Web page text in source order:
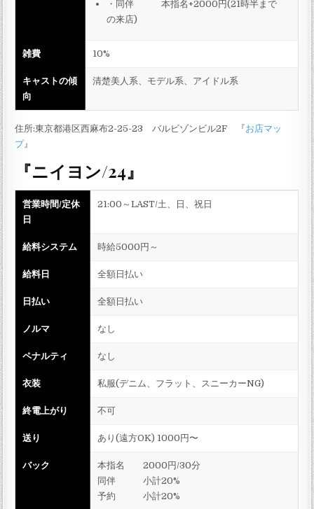
・同伴 本指名+2000円(21時半まで
の来店)
雑費 10%
キャストの傾
向
清楚美人系、モデル系、アイドル系
住所:東京都港区西麻布2-25-23 バルビゾンビル2F 『お店マッ
プ』
『ニイヨン/24』
営業時間/定休
日
21:00～LAST/土、日、祝日
給料システム 時給5000円～
給料日 全額日払い
日払い 全額日払い
ノルマ なし
ペナルティ なし
衣装 私服(デニム、フラット、スニーカーNG)
終電上がり 不可
送り あり(遠方OK) 1000円〜
バック
本指名 2000円/30分
同伴 小計20%
予約 小計20%